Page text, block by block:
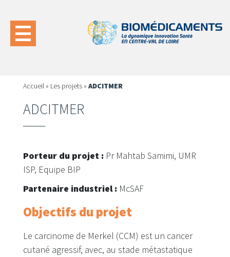
Accueil » Les projets » ADCITMER
ADCITMER
Porteur du projet : Pr Mahtab Samimi, UMR
ISP, Equipe BIP
Partenaire industriel : McSAF
Objectifs du projet
Le carcinome de Merkel (CCM) est un cancer
cutané agressif, avec, au stade métastatique